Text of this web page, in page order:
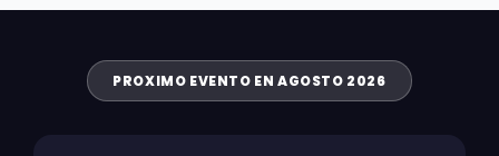
PROXIMO EVENTO EN AGOSTO 2026